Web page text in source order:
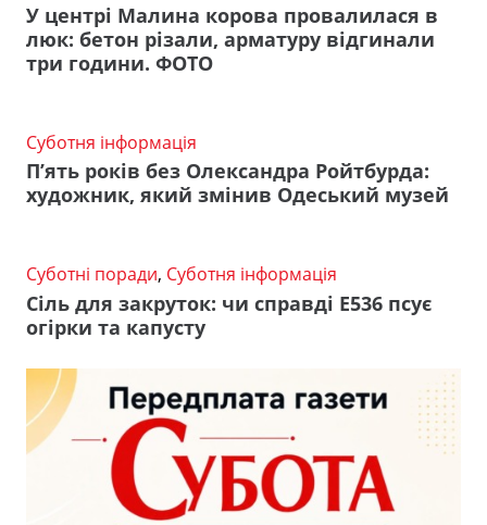
У центрі Малина корова провалилася в
люк: бетон різали, арматуру відгинали
три години. ФОТО
Суботня інформація
П’ять років без Олександра Ройтбурда:
художник, який змінив Одеський музей
Суботні поради, Суботня інформація
Сіль для закруток: чи справді Е536 псує
огірки та капусту